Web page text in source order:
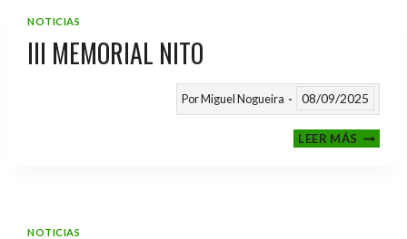
NOTICIAS
III MEMORIAL NITO
PorMiguel Nogueira 08/09/2025
LEER MÁSIII
NOTICIAS